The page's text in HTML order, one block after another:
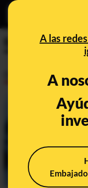
A las
A
fármacos
VERDADERO
Sí, en las